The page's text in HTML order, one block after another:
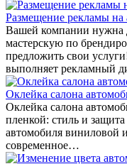
Размещение рекламы на
Вашей компании нужна
мастерскую по
предложить свои
выполняет рекламный
Оклейка салона
Оклейка салона
пленкой: стиль и
автомобиля виниловой
современное…